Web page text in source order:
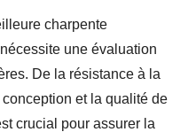
charpente
une évaluation
De la résistance à la
et la qualité de
crucial pour assurer la